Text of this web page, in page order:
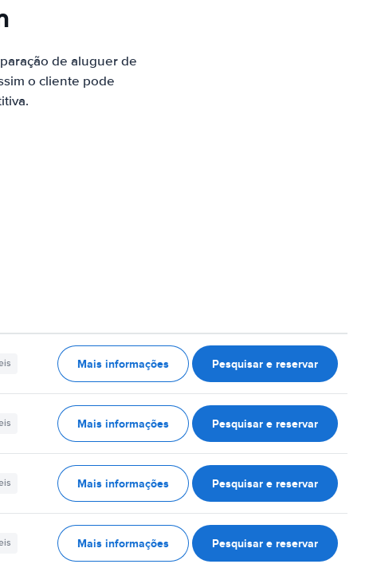
de aluguer de
o cliente pode
Mais informações Pesquisar e reservar
Mais informações Pesquisar e reservar
Mais informações Pesquisar e reservar
Mais informações Pesquisar e reservar